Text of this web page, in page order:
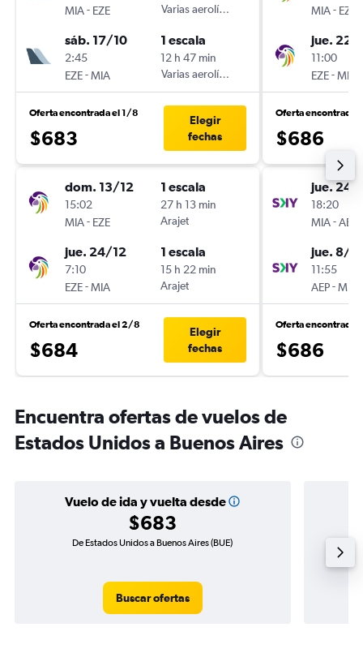
MIA- EZE
Varias aerolíneas
sáb. 17/10
2:45
EZE-MIA
1 escala
12 h 47 min
Varias aerolíneas
Oferta encontrada el 1/8
$683
Elegir
fechas
dom. 13/12
15:02
MIA- EZE
1 escala
27 h 13 min
Arajet
jue. 24/12
7:10
EZE-MIA
1 escala
15 h 22 min
Arajet
Oferta encontrada el 2/8
$684
Elegir
fechas
MIA- EZE
jue. 22/
11:00
EZE-MIA
Oferta encontrada
$686
jue. 24/
18:20
MIA-AEP
jue. 8/
11:55
AEP-MIA
Oferta encontrada
$686
Encuentra ofertas de vuelos de
Estados Unidos a Buenos Aires
Vuelo de ida y vuelta desde
$683
De Estados Unidos a Buenos Aires (BUE)
Buscar ofertas